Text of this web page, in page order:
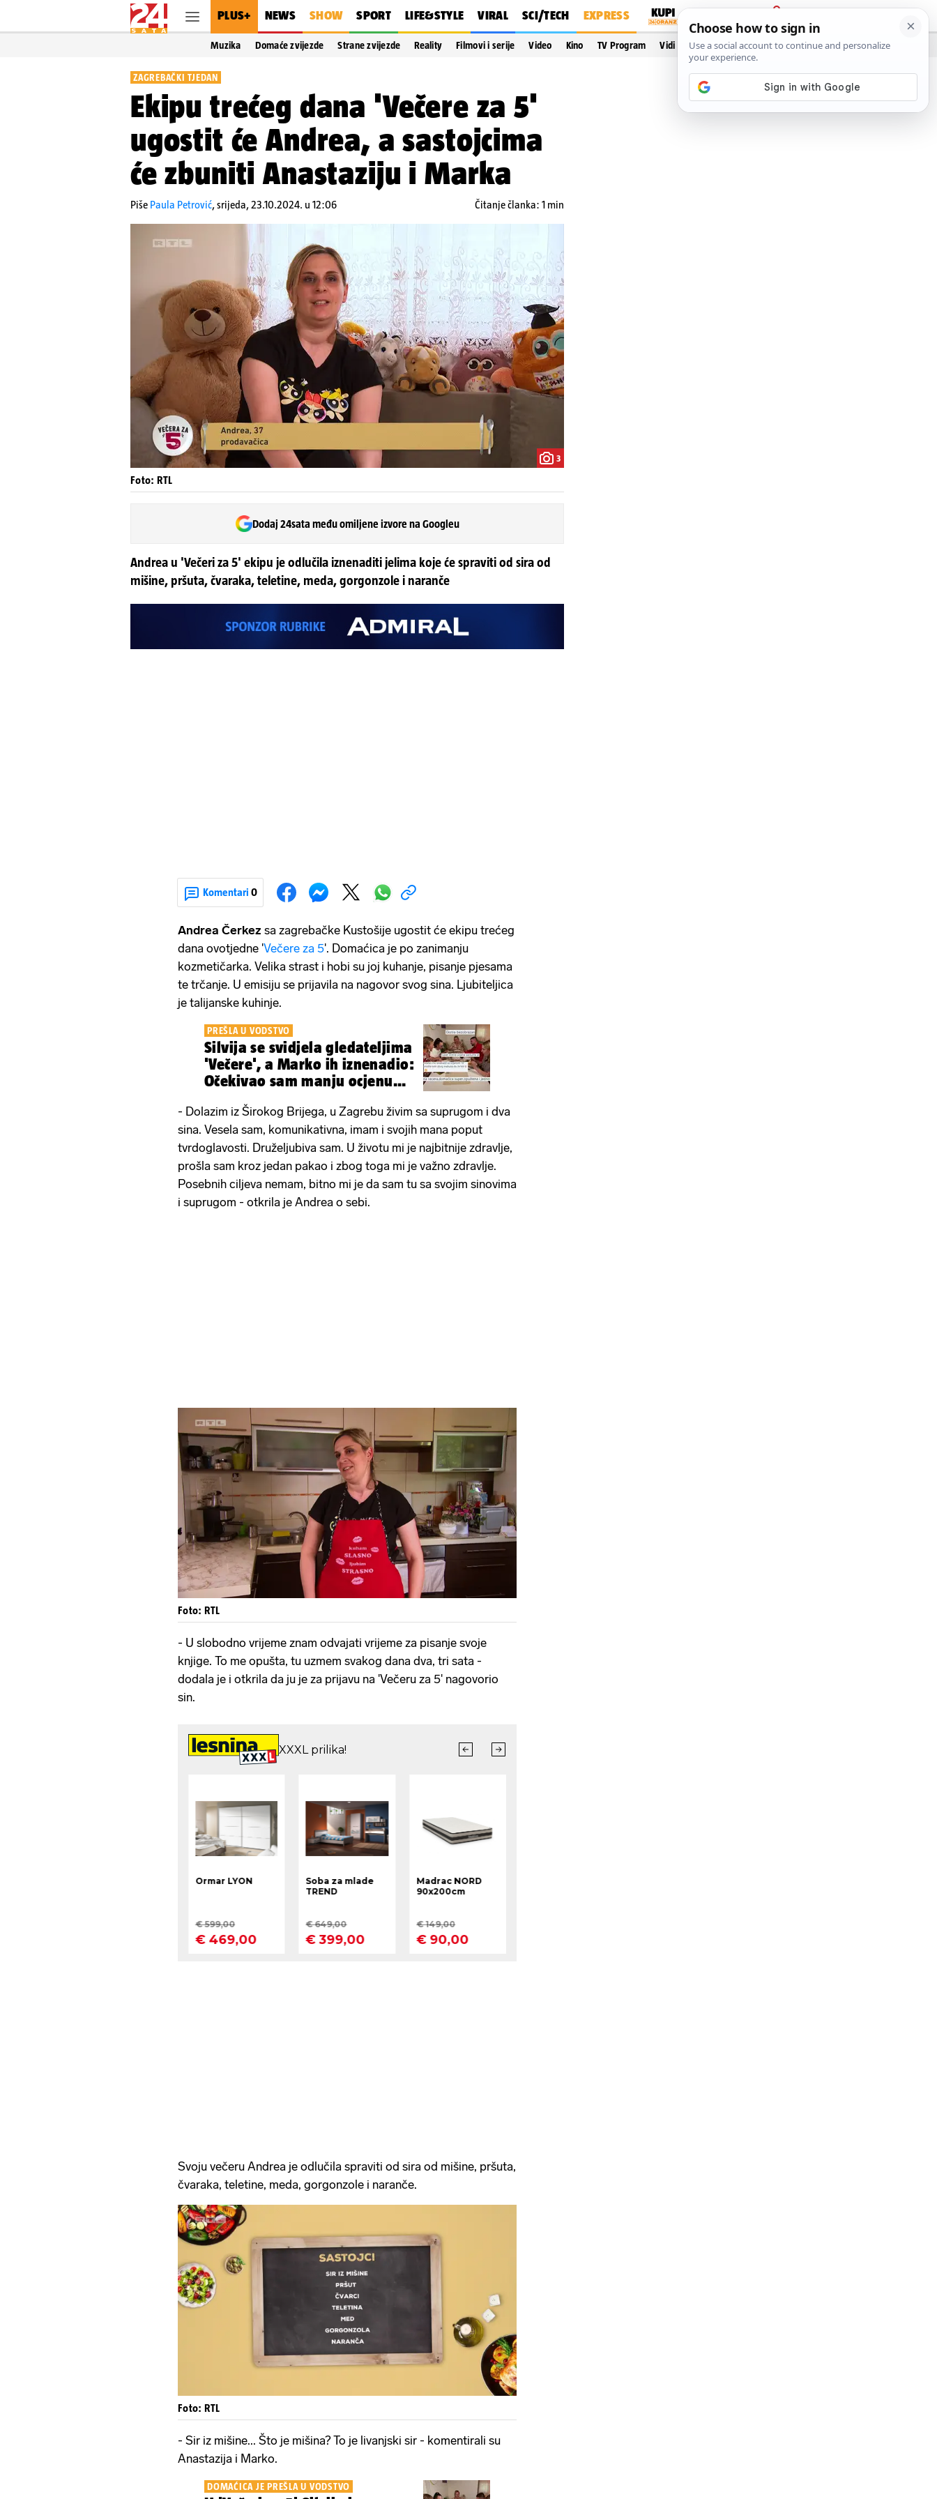
PLUS+ NEWS SHOW SPORT LIFE&STYLE VIRAL SCI/TECH EXPRESS
PRIJAVA
Muzika Domaće zvijezde Strane zvijezde Reality Filmovi i serije Video Kino TV Program Vidi još…
ZAGREBAČKI TJEDAN
Ekipu trećeg dana 'Večere za 5'
ugostit će Andrea, a sastojcima
će zbuniti Anastaziju i Marka
Piše Paula Petrović,srijeda, 23.10.2024. u 12:06 Čitanje članka: 1 min
3
Foto: RTL
Dodaj 24sata među omiljene izvore na Googleu
Andrea u 'Večeri za 5' ekipu je odlučila iznenaditi jelima koje će spraviti od sira od
mišine, pršuta, čvaraka, teletine, meda, gorgonzole i naranče
Komentari 0
Andrea Čerkez sa zagrebačke Kustošije ugostit će ekipu trećeg
dana ovotjedne 'Večere za 5'. Domaćica je po zanimanju
kozmetičarka. Velika strast i hobi su joj kuhanje, pisanje pjesama
te trčanje. U emisiju se prijavila na nagovor svog sina. Ljubiteljica
je talijanske kuhinje.
PREŠLA U VODSTVO
Silvija se svidjela gledateljima
'Večere', a Marko ih iznenadio:
Očekivao sam manju ocjenu...
- Dolazim iz Širokog Brijega, u Zagrebu živim sa suprugom i dva
sina. Vesela sam, komunikativna, imam i svojih mana poput
tvrdoglavosti. Druželjubiva sam. U životu mi je najbitnije zdravlje,
prošla sam kroz jedan pakao i zbog toga mi je važno zdravlje.
Posebnih ciljeva nemam, bitno mi je da sam tu sa svojim sinovima
i suprugom - otkrila je Andrea o sebi.
Foto: RTL
- U slobodno vrijeme znam odvajati vrijeme za pisanje svoje
knjige. To me opušta, tu uzmem svakog dana dva, tri sata -
dodala je i otkrila da ju je za prijavu na 'Večeru za 5' nagovorio
sin.
Svoju večeru Andrea je odlučila spraviti od sira od mišine, pršuta,
čvaraka, teletine, meda, gorgonzole i naranče.
Foto: RTL
- Sir iz mišine... Što je mišina? To je livanjski sir - komentirali su
Anastazija i Marko.
DOMAĆICA JE PREŠLA U VODSTVO